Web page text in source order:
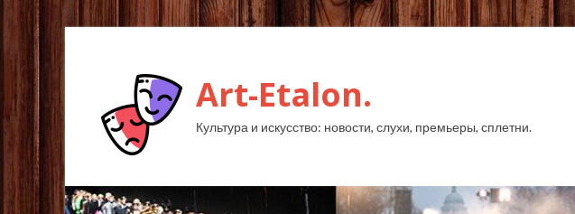
Art-Etalon.
Культура и искусство: новости, слухи, премьеры, сплетни.